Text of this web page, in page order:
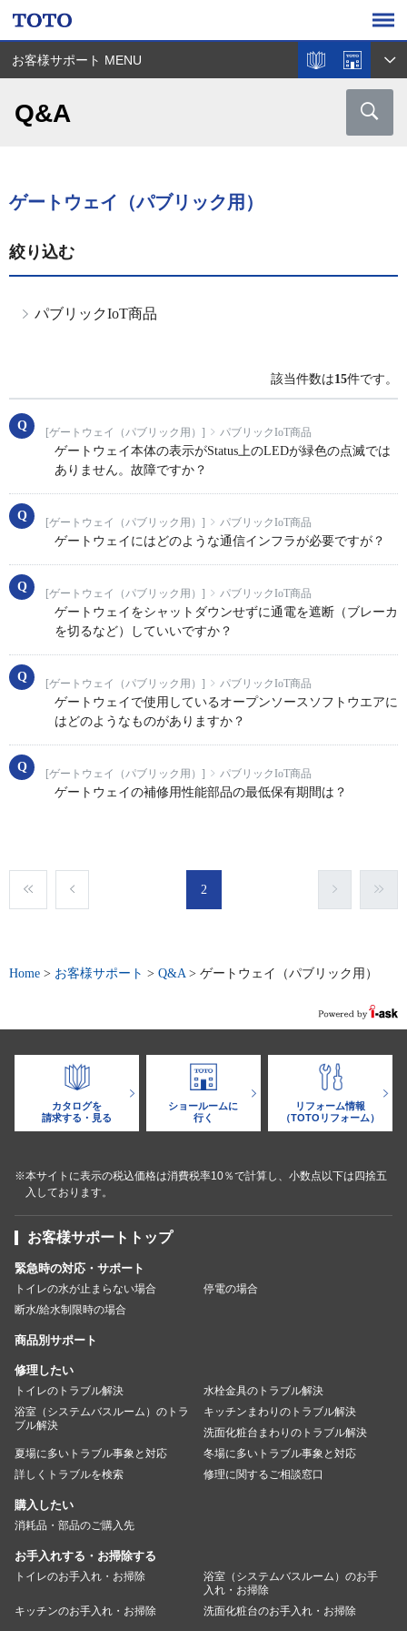
お客様サポート MENU
Q&A
ゲートウェイ（パブリック用）
絞り込む
パブリックIoT商品
該当件数は15件です。
[ゲートウェイ（パブリック用）] パブリックIoT商品
ゲートウェイ本体の表示がStatus上のLEDが緑色の点滅では
ありません。故障ですか？
[ゲートウェイ（パブリック用）] パブリックIoT商品
ゲートウェイにはどのような通信インフラが必要ですが？
[ゲートウェイ（パブリック用）] パブリックIoT商品
ゲートウェイをシャットダウンせずに通電を遮断（ブレーカ
を切るなど）していいですか？
[ゲートウェイ（パブリック用）] パブリックIoT商品
ゲートウェイで使用しているオープンソースソフトウエアに
はどのようなものがありますか？
[ゲートウェイ（パブリック用）] パブリックIoT商品
ゲートウェイの補修用性能部品の最低保有期間は？
2
Home > お客様サポート > Q&A> ゲートウェイ（パブリック用）
カタログを
請求する・見る
ショールームに
行く
リフォーム情報
（TOTOリフォーム）
※本サイトに表示の税込価格は消費税率10％で計算し、小数点以下は四捨五
入しております。
お客様サポートトップ
緊急時の対応・サポート
トイレの水が止まらない場合
停電の場合
断水/給水制限時の場合
商品別サポート
修理したい
トイレのトラブル解決
水栓金具のトラブル解決
浴室（システムバスルーム）のトラ
ブル解決
キッチンまわりのトラブル解決
洗面化粧台まわりのトラブル解決
夏場に多いトラブル事象と対応
冬場に多いトラブル事象と対応
詳しくトラブルを検索
修理に関するご相談窓口
購入したい
消耗品・部品のご購入先
お手入れする・お掃除する
トイレのお手入れ・お掃除
浴室（システムバスルーム）のお手
入れ・お掃除
キッチンのお手入れ・お掃除
洗面化粧台のお手入れ・お掃除